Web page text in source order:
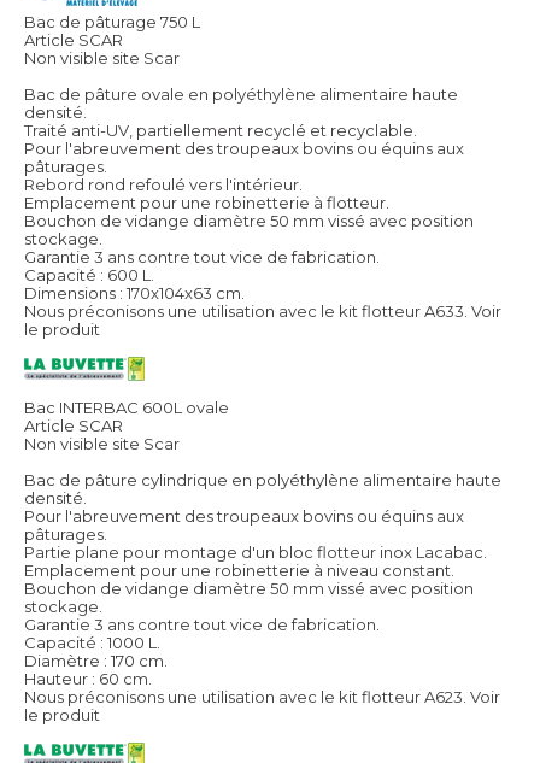
Bac de pâturage 750 L
Article SCAR
Non visible site Scar
Bac de pâture ovale en polyéthylène alimentaire haute
densité.
Traité anti-UV, partiellement recyclé et recyclable.
Pour l'abreuvement des troupeaux bovins ou équins aux
pâturages.
Rebord rond refoulé vers l'intérieur.
Emplacement pour une robinetterie à flotteur.
Bouchon de vidange diamètre 50 mm vissé avec position
stockage.
Garantie 3 ans contre tout vice de fabrication.
Capacité : 600 L.
Dimensions : 170x104x63 cm.
Nous préconisons une utilisation avec le kit flotteur A633. Voir
le produit
Bac INTERBAC 600L ovale
Article SCAR
Non visible site Scar
Bac de pâture cylindrique en polyéthylène alimentaire haute
densité.
Pour l'abreuvement des troupeaux bovins ou équins aux
pâturages.
Partie plane pour montage d'un bloc flotteur inox Lacabac.
Emplacement pour une robinetterie à niveau constant.
Bouchon de vidange diamètre 50 mm vissé avec position
stockage.
Garantie 3 ans contre tout vice de fabrication.
Capacité : 1000 L.
Diamètre : 170 cm.
Hauteur : 60 cm.
Nous préconisons une utilisation avec le kit flotteur A623. Voir
le produit